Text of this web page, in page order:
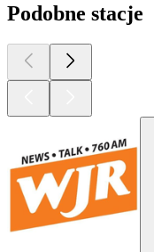
Podobne stacje